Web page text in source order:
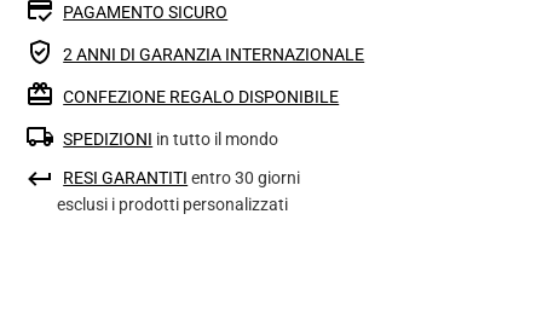
PAGAMENTO SICURO
2 ANNI DI GARANZIA INTERNAZIONALE
CONFEZIONE REGALO DISPONIBILE
SPEDIZIONI in tutto il mondo
RESI GARANTITI entro 30 giorni
esclusi i prodotti personalizzati